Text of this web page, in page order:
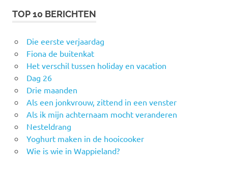
TOP 10 BERICHTEN
Die eerste verjaardag
Fiona de buitenkat
Het verschil tussen holiday en vacation
Dag 26
Drie maanden
Als een jonkvrouw, zittend in een venster
Als ik mijn achternaam mocht veranderen
Nesteldrang
Yoghurt maken in de hooicooker
Wie is wie in Wappieland?